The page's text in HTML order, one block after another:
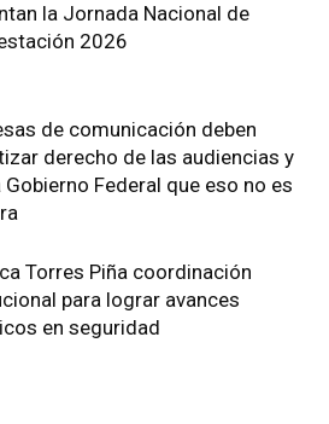
la Jornada Nacional de
2026
de comunicación deben
derecho de las audiencias y
Gobierno Federal que eso no es
Torres Piña coordinación
para lograr avances
en seguridad